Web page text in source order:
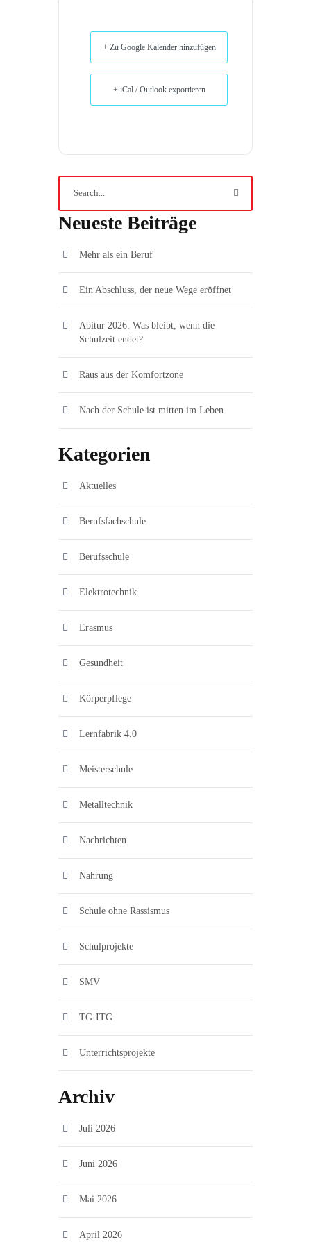
+ Zu Google Kalender hinzufügen
+ iCal / Outlook exportieren
Neueste Beiträge
Mehr als ein Beruf
Ein Abschluss, der neue Wege eröffnet
Abitur 2026: Was bleibt, wenn die
Schulzeit endet?
Raus aus der Komfortzone
Nach der Schule ist mitten im Leben
Kategorien
Aktuelles
Berufsfachschule
Berufsschule
Elektrotechnik
Erasmus
Gesundheit
Körperpflege
Lernfabrik 4.0
Meisterschule
Metalltechnik
Nachrichten
Nahrung
Schule ohne Rassismus
Schulprojekte
SMV
TG-ITG
Unterrichtsprojekte
Archiv
Juli 2026
Juni 2026
Mai 2026
April 2026